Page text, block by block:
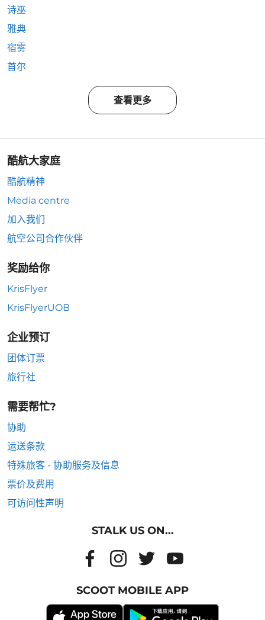
诗巫
雅典
宿雾
首尔
查看更多
酷航大家庭
酷航精神
Media centre
加入我们
航空公司合作伙伴
奖励给你
KrisFlyer
KrisFlyerUOB
企业预订
团体订票
旅行社
需要帮忙?
协助
运送条款
特殊旅客 - 协助服务及信息
票价及费用
可访问性声明
STALK US ON...
SCOOT MOBILE APP